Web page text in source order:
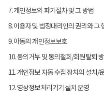
7. 개인정보의 파기절차 및 그 방법
8. 이용자 및 법정대리인의 권리와 그
9. 아동의 개인정보보호
10. 동의거부 및 동의철회/회원탈퇴
11. 개인정보 자동 수집 장치의 설치/
12. 영상정보처리기기 설치 운영